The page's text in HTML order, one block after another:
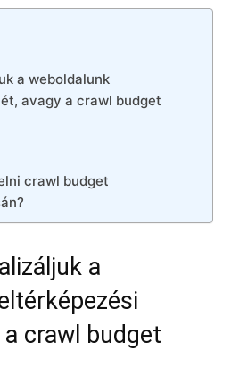
a weboldalunk
avagy a crawl budget
crawl budget
a
crawl budget